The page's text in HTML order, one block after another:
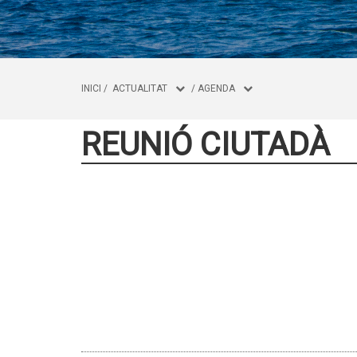
INICI / ACTUALITAT / AGENDA
REUNIÓ CIUTADÀ